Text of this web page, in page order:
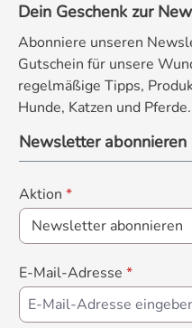
Dein Geschenk zur
Abonniere unseren
Gutschein für unsere
regelmäßige Tipps,
Hunde, Katzen und Pferde.
Newsletter abonnieren
Aktion *
E-Mail-Adresse *